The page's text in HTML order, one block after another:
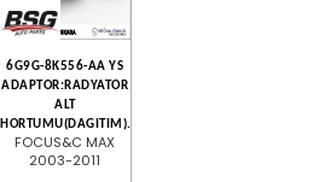
6G9G-8K556-AA YS
ADAPTOR:RADYATOR
ALT
HORTUMU(DAGITIM).
FOCUS&C MAX
2003-2011